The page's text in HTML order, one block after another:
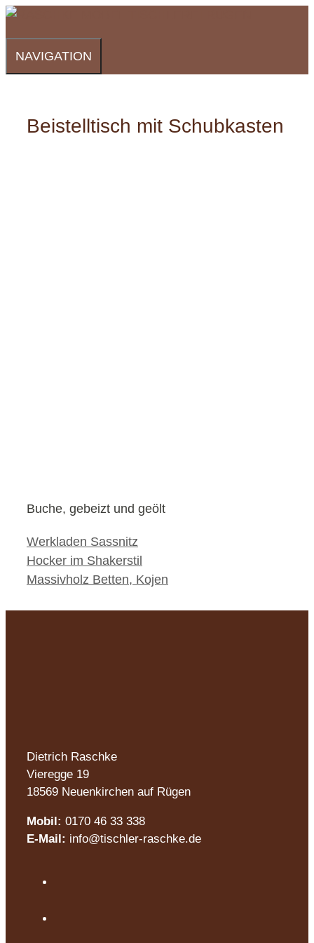
Zum
springen
NAVIGATION
Beistelltisch mit Schubkasten
Buche, gebeizt und geölt
Kategorien
Werkladen Sassnitz
Hocker im Shakerstil
Massivholz Betten, Kojen
Dietrich Raschke
Vieregge 19
18569 Neuenkirchen auf Rügen
Mobil: 0170 46 33 338
E-Mail: info@tischler-raschke.de